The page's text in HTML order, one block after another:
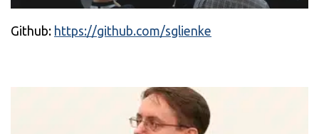
Github: https://github.com/sglienke